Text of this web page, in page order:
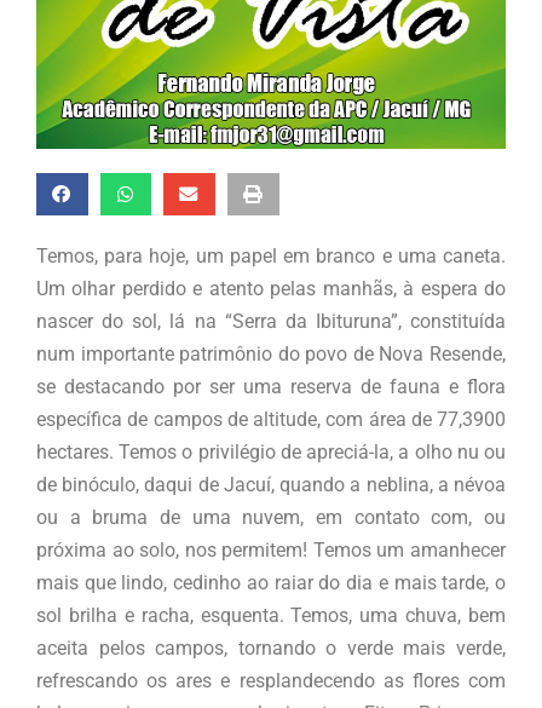
Temos, para hoje, um papel em branco e uma caneta.
Um olhar perdido e atento pelas manhãs, à espera do
nascer do sol, lá na “Serra da Ibituruna”, constituída
num importante patrimônio do povo de Nova Resende,
se destacando por ser uma reserva de fauna e flora
específica de campos de altitude, com área de 77,3900
hectares. Temos o privilégio de apreciá-la, a olho nu ou
de binóculo, daqui de Jacuí, quando a neblina, a névoa
ou a bruma de uma nuvem, em contato com, ou
próxima ao solo, nos permitem! Temos um amanhecer
mais que lindo, cedinho ao raiar do dia e mais tarde, o
sol brilha e racha, esquenta. Temos, uma chuva, bem
aceita pelos campos, tornando o verde mais verde,
refrescando os ares e resplandecendo as flores com